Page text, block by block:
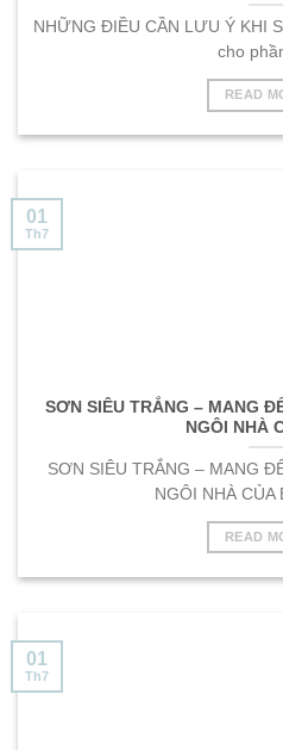
NHỮNG ĐIỀU CẦN LƯU Ý KHI
cho
READ
SƠN SIÊU TRẮNG – MANG
NGÔI NHÀ
SƠN SIÊU TRẮNG – MANG
NGÔI NHÀ CỦA
READ
01
Th7
01
Th7